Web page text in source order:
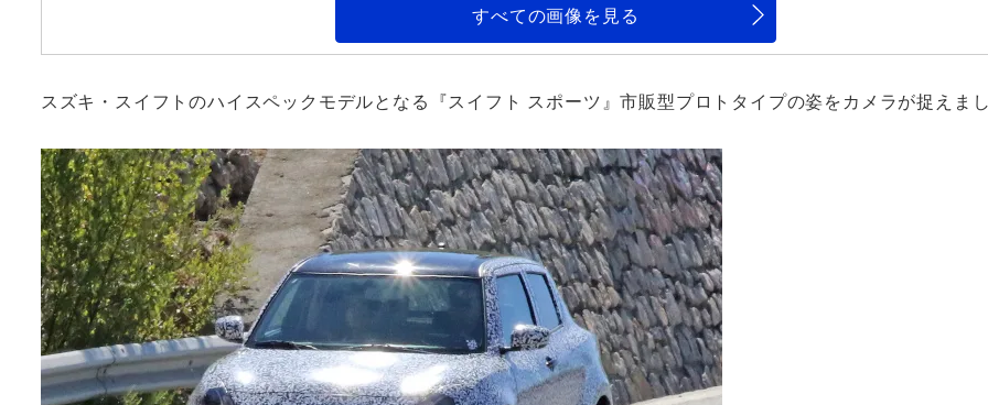
すべての画像を見る
スズキ・スイフトのハイスペックモデルとなる『スイフト スポーツ』市販型プロトタイプの姿をカメラが捉えま